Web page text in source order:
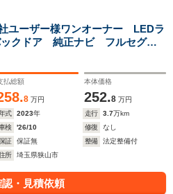
ーザー様ワンオーナー LEDラ
クドア 純正ナビ フルセグ
ュー ハーフレザーシート シ
アキー ETC
払総額
8 万円
本体価格
252.8 万円
式
2023年 走行 3.7万km
検
'26/10 修復
なし
証
保証無 整備
法定整備付
所
埼玉県狭山市
・見積依頼